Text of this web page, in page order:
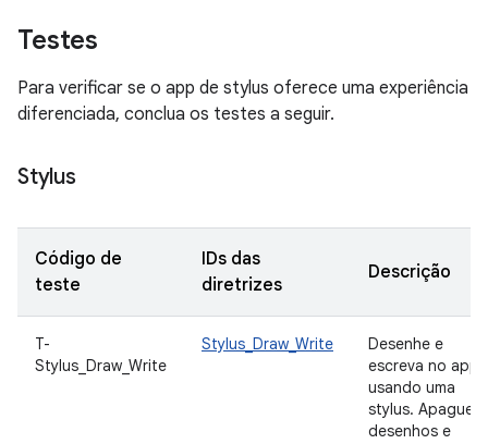
Testes
Para verificar se o app de stylus oferece uma experiência
diferenciada, conclua os testes a seguir.
Stylus
Código de
teste
IDs das
diretrizes
Descrição
T-
Stylus_Draw_Write
Stylus_Draw_Write
Desenhe e
escreva no app
usando uma
stylus. Apague
desenhos e